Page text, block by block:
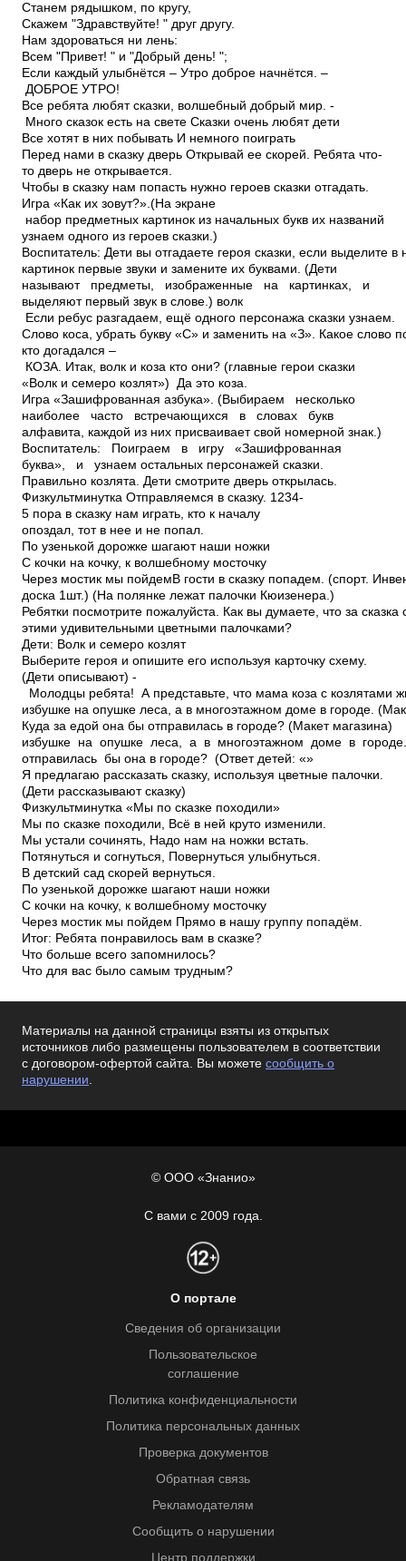
Станем рядышком, по кругу,
Скажем "Здравствуйте! " друг другу.
Нам здороваться ни лень:
Всем "Привет! " и "Добрый день! ";
Если каждый улыбнётся – Утро доброе начнётся. –
ДОБРОЕ УТРО!
Все ребята любят сказки, волшебный добрый мир. ­
Много сказок есть на свете Сказки очень любят дети
Все хотят в них побывать И немного поиграть
Перед нами в сказку дверь Открывай ее скорей. Ребята что­
то дверь не открывается.
Чтобы в сказку нам попасть нужно героев сказки отгадать.
Игра «Как их зовут?».(На экране
набор предметных картинок из начальных букв их названий
узнаем одного из героев сказки.)
Воспитатель: Дети вы отгадаете героя сказки, если выделите в
картинок первые звуки и замените их буквами. (Дети
называют предметы, изображенные на картинках, и
выделяют первый звук в слове.) волк
Если ребус разгадаем, ещё одного персонажа сказки узнаем.
Слово коса, убрать букву «С» и заменить на «З». Какое слово
кто догадался –
КОЗА. Итак, волк и коза кто они? (главные герои сказки
«Волк и семеро козлят») Да это коза.
Игра «Зашифрованная азбука». (Выбираем несколько
наиболее часто встречающихся в словах букв
алфавита, каждой из них присваивает свой номерной знак.)
Воспитатель: Поиграем в игру «Зашифрованная
буква», и узнаем остальных персонажей сказки.
Правильно козлята. Дети смотрите дверь открылась.
Физкультминутка Отправляемся в сказку. 1­2­3­4­
5 пора в сказку нам играть, кто к началу
опоздал, тот в нее и не попал.
По узенькой дорожке шагают наши ножки
С кочки на кочку, к волшебному мосточку
Через мостик мы пойдемВ гости в сказку попадем. (спорт.
доска 1шт.) (На полянке лежат палочки Кюизенера.)
Ребятки посмотрите пожалуйста. Как вы думаете, что за сказка
этими удивительными цветными палочками?
Дети: Волк и семеро козлят
Выберите героя и опишите его используя карточку схему.
(Дети описывают) ­
Молодцы ребята! А представьте, что мама коза с козлятами
избушке на опушке леса, а в многоэтажном доме в городе.
Куда за едой она бы отправилась в городе? (Макет магазина)
избушке на опушке леса, а в многоэтажном доме в
отправилась бы она в городе? (Ответ детей: «­»
Я предлагаю рассказать сказку, используя цветные палочки.
(Дети рассказывают сказку)
Физкультминутка «Мы по сказке походили»
Мы по сказке походили, Всё в ней круто изменили.
Мы устали сочинять, Надо нам на ножки встать.
Потянуться и согнуться, Повернуться улыбнуться.
В детский сад скорей вернуться.
По узенькой дорожке шагают наши ножки
С кочки на кочку, к волшебному мосточку
Через мостик мы пойдем Прямо в нашу группу попадём.
Итог: Ребята понравилось вам в сказке?
Что больше всего запомнилось?
Что для вас было самым трудным?
Материалы на данной страницы взяты из открытых
источников либо размещены пользователем в соответствии
с договором-офертой сайта. Вы можете сообщить о
нарушении.
© ООО «Знанио»
С вами с 2009 года.
О портале
Сведения об организации
Пользовательское
соглашение
Политика конфиденциальности
Политика персональных данных
Проверка документов
Обратная связь
Рекламодателям
Сообщить о нарушении
Центр поддержки